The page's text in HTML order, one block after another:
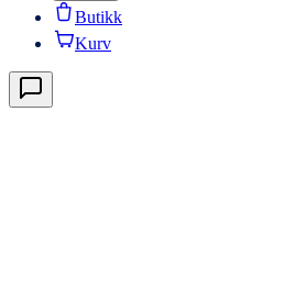
Butikk
Kurv